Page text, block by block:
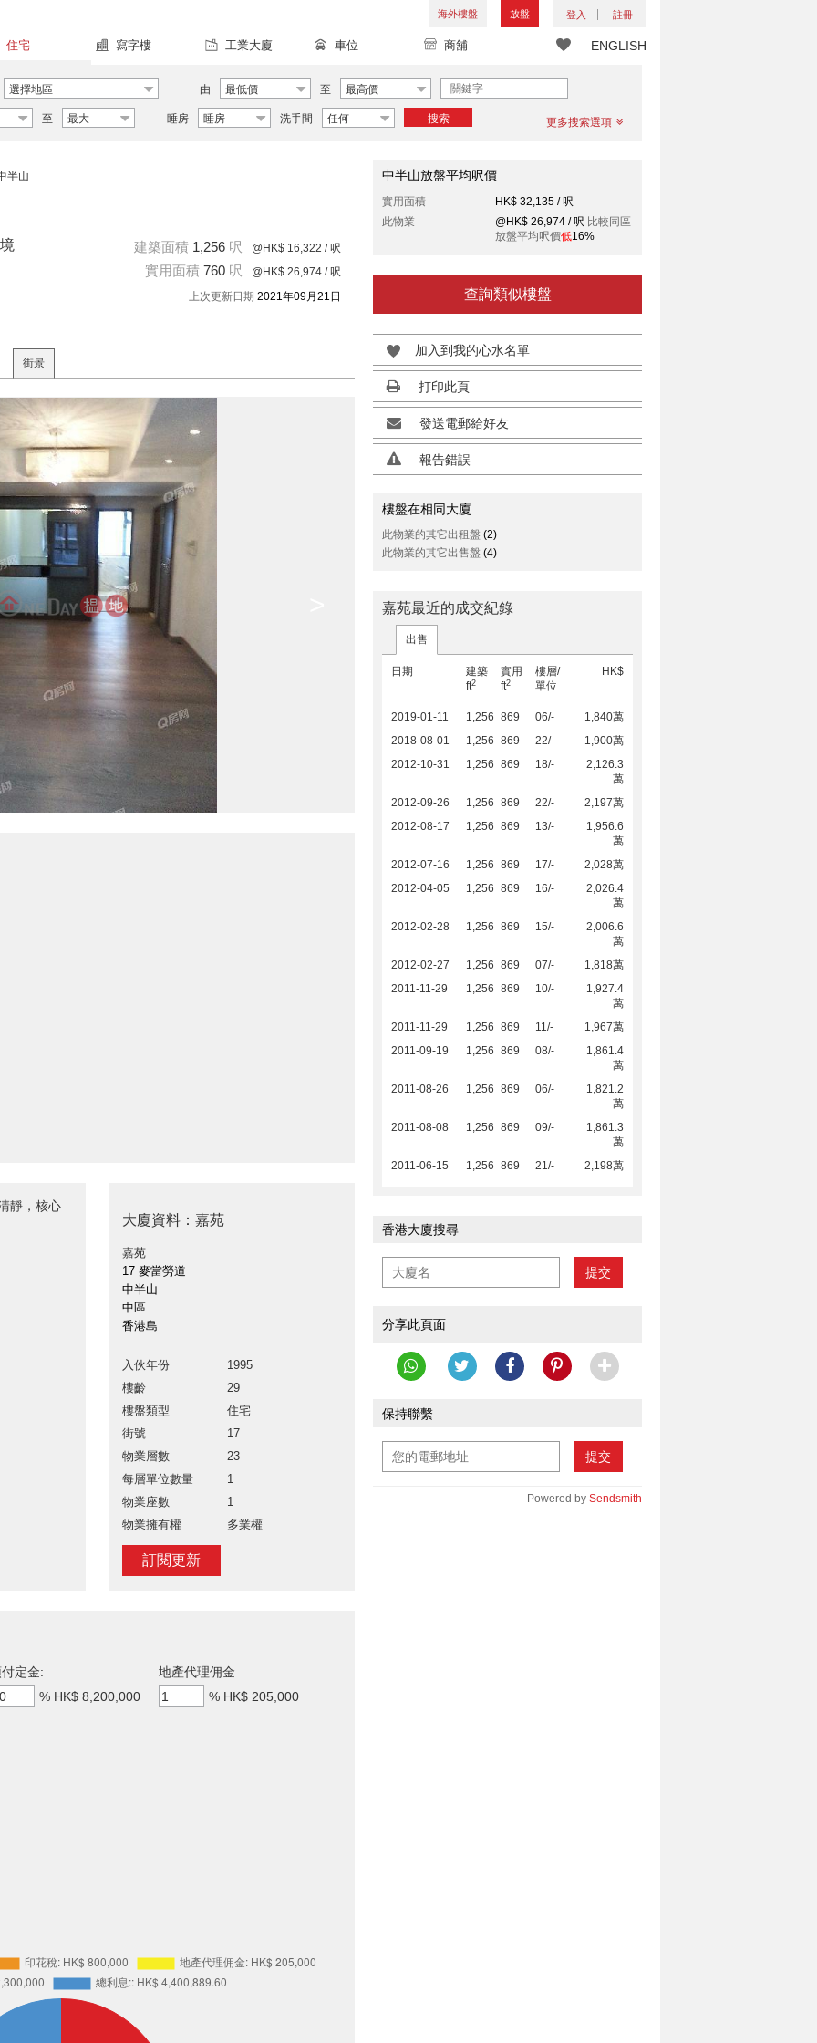
海外樓盤 放盤 登入 註冊
ENGLISH
住宅 寫字樓 工業大廈 車位 商舖
選擇地區 由 最低價 至 最高價
至 最大 睡房 睡房 洗手間 任何 搜索 更多搜索選項
半山
建築面積 1,256 呎 @HK$ 16,322 / 呎
實用面積 760 呎 @HK$ 26,974 / 呎
上次更新日期 2021年09月21日
街景
靜，核心
大廈資料：嘉苑
嘉苑
17 麥當勞道
中半山
中區
香港島
入伙年份
1995
樓齡
29
樓盤類型
住宅
街號
17
物業層數
23
每層單位數量
1
物業座數
1
物業擁有權
多業權
訂閱更新
中半山放盤平均呎價
實用面積
HK$ 32,135 / 呎
此物業
@HK$ 26,974 / 呎 比較同區
放盤平均呎價低16%
查詢類似樓盤
加入到我的心水名單
打印此頁
發送電郵給好友
報告錯誤
樓盤在相同大廈
此物業的其它出租盤 (2)
此物業的其它出售盤 (4)
嘉苑最近的成交紀錄
出售
日期
建築
ft2
實用
ft2
樓層/
單位
HK$
2019-01-11 1,256 869 06/-
1,840萬
2018-08-01
1,256 869 22/-
1,900萬
2012-10-31
1,256 869 18/-
2,126.3
萬
2012-09-26
1,256 869 22/-
2,197萬
2012-08-17
1,256 869 13/-
1,956.6
萬
2012-07-16
1,256 869 17/-
2,028萬
2012-04-05
1,256 869 16/-
2,026.4
萬
2012-02-28
1,256 869 15/-
2,006.6
萬
2012-02-27
1,256 869 07/-
1,818萬
2011-11-29
1,256 869 10/-
1,927.4
萬
2011-11-29
1,256 869 11/-
1,967萬
2011-09-19
1,256 869 08/-
1,861.4
萬
2011-08-26
1,256 869 06/-
1,821.2
萬
2011-08-08
1,256 869 09/-
1,861.3
萬
2011-06-15
1,256 869 21/- 2,198萬
香港大廈搜尋
提交
分享此頁面
保持聯繫
提交
Powered by Sendsmith
定金:
% HK$ 8,200,000
地產代理佣金
% HK$ 205,000